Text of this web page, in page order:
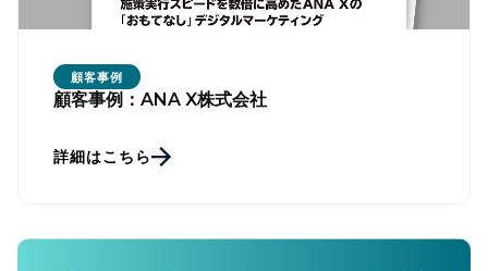
顧客事例
顧客事例：ANA X株式会社
詳細はこちら